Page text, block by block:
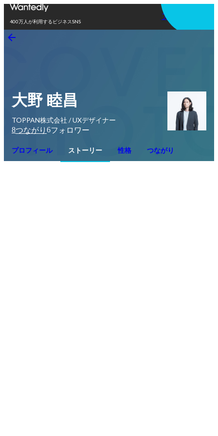
400万人が利用するビジネスSNS
アプリを使う
大野 睦昌
TOPPAN株式会社 / UXデザイナー
8つながり 6フォロワー
プロフィール ストーリー 性格 つながり